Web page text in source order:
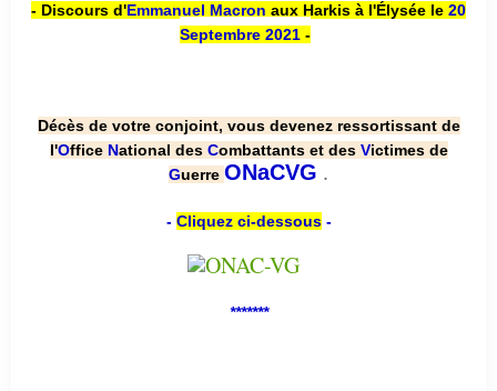
- Discours d'Emmanuel Macron aux Harkis à l'Élysée le 20
Septembre 2021 -
Décès de votre conjoint, vous devenez ressortissant de
l'Office National des Combattants et des Victimes de
Guerre ONaCVG .
- Cliquez ci-dessous-
*******